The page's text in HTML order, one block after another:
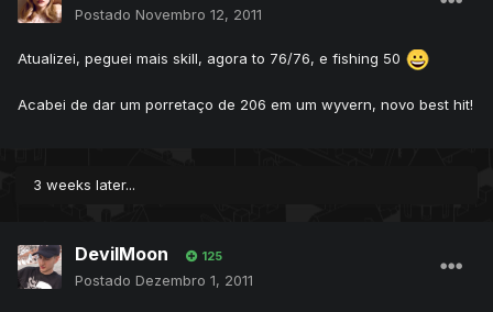
Postado Novembro 12, 2011
Atualizei, peguei mais skill, agora to 76/76, e fishing 50
Acabei de dar um porretaço de 206 em um wyvern, novo best hit!
3 weeks later...
DevilMoon 125
Postado Dezembro 1, 2011